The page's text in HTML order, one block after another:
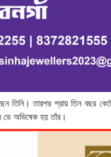
তিনি। তারপর প্রায় তিন বছর
ডে অভিষেক হয় তাঁর।